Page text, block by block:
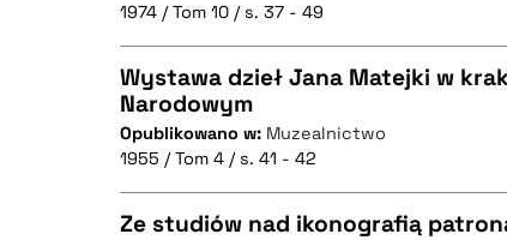
BIBTEX
CZYSTY TEKST
BIBTEX
1974 / Tom 10 / s. 37 - 49
CZYSTY TEKST
Wystawa dzieł Jana Matejki w
Narodowym
Opublikowano w: Muzealnictwo
1955 / Tom 4 / s. 41 - 42
Ze studiów nad ikonografią